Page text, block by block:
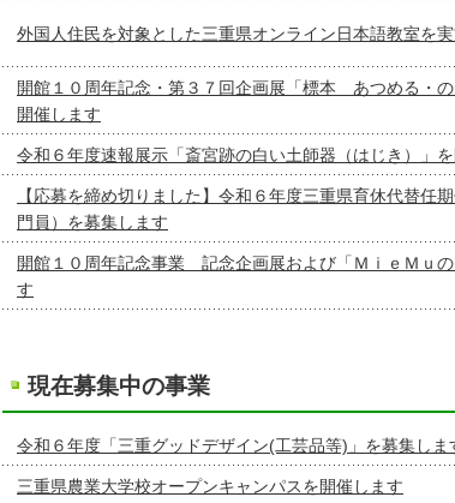
外国人住民を対象とした三重県オンライン日本語教室を
開館１０周年記念・第３７回企画展「標本 あつめる・
開催します
令和６年度速報展示「斎宮跡の白い土師器（はじき）」
【応募を締め切りました】令和６年度三重県育休代替任
門員）を募集します
開館１０周年記念事業 記念企画展および「ＭｉｅＭｕ
す
現在募集中の事業
令和６年度「三重グッドデザイン(工芸品等)」を募集しま
三重県農業大学校オープンキャンパスを開催します